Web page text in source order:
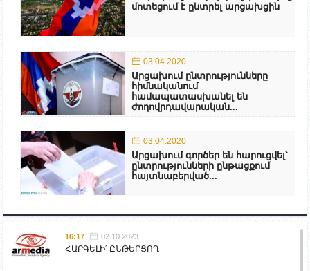
մոտեցում է ընտրել արցախցին
03.04.2020
Արցախում ընտրությունները
հիմնականում
համապատասխանել են
ժողովրդավարական...
03.04.2020
Արցախում գործեր են հարուցվել՝
ընտրությունների ընթացքում
հայտնաբերված...
16:17 02.10.2023
ՀԱՐԳԵԼԻ՛ ԸՆԹԵՐՑՈՂ